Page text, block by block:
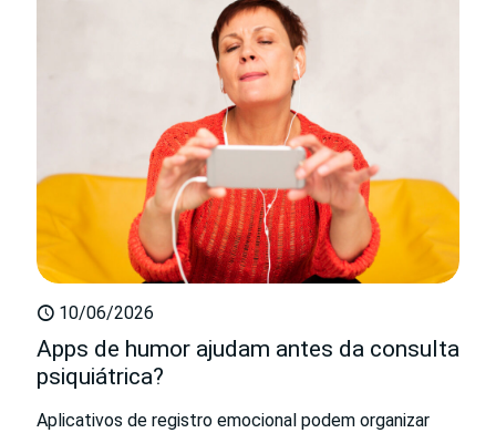
10/06/2026
Apps de humor ajudam antes da consulta
psiquiátrica?
Aplicativos de registro emocional podem organizar